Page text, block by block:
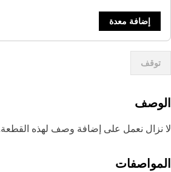
إضافة معدة
توقف
نزال نعمل على إضافة وصف لهذه القطعة.